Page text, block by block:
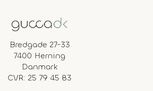
Bredgade 27-33
7400 Herning
Danmark
CVR: 25 79 45 83